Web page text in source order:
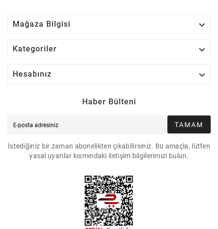
Mağaza Bilgisi 
Kategoriler 
Hesabınız 
Haber Bülteni
TAMAM
İstediğiniz bir zaman abonelikten çıkabilirsiniz. Bu amaçla, lütfen
yasal uyarılar kısmındaki iletişim bilgilerimizi bulun.